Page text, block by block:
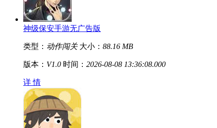
神级保安手游无广告版
类型： 动作闯关 大小： 88.16 MB
版本： V1.0 时间： 2026-08-08 13:36:08.000
详 情